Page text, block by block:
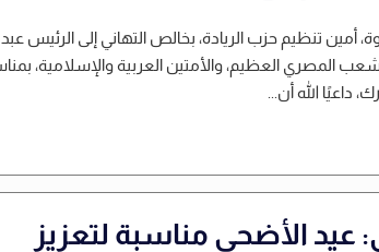
أمين تنظيم حزب الريادة، بخالص التهاني إلى الرئيس عبد
المصري العظيم، والأمتين العربية والإسلامية،
داعيًا الله أن...
عيد الأضحى مناسبة لتعزيز